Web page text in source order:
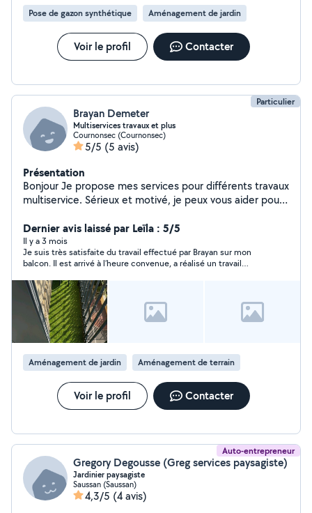
Pose de gazon synthétique Aménagement de jardin
Voir le profil Contacter
Particulier
Brayan Demeter
Multiservices travaux et plus
Cournonsec (Cournonsec)
5/5 (5 avis)
Présentation
Bonjour Je propose mes services pour différents travaux
multiservice. Sérieux et motivé, je peux vous aider pour
nettoyage, aménagement) ainsi que pour divers travaux
du quotidien. Je réalise également de la petite
mécanique automobile : entretien courant, vidange,
changement de filtres et petite réparations, ect.
N'hésitez pas à me contacter pour plus d'informations,
je suis disponible et à l'écoute de vos besoin.
Dernier avis laissé par Leïla : 5/5
Il y a 3 mois
Je suis très satisfaite du travail effectué par Brayan sur mon
balcon. Il est arrivé à l’heure convenue, a réalisé un travail
recommande sans hésitation.
Aménagement de jardin Aménagement de terrain
Voir le profil Contacter
Auto-entrepreneur
Gregory Degousse (Greg services paysagiste)
Jardinier paysagiste
Saussan (Saussan)
4,3/5 (4 avis)